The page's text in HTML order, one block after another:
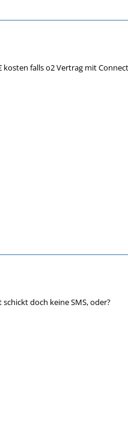
falls o2 Vertrag mit
doch keine SMS, oder?